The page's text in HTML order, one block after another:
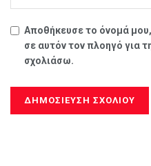
Αποθήκευσε το όνομά
σε αυτόν τον πλοηγό για
σχολιάσω.